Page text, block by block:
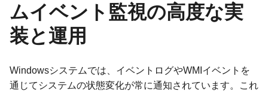
ムイベント監視の高度な実
装と運用
Windowsシステムでは、イベントログやWMIイベントを
通じてシステムの状態変化が常に通知されています。これ